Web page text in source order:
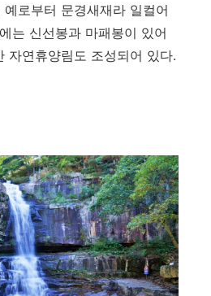
로부터 문경새재라 일컬어
는 신선봉과 마패봉이 있어
자연휴양림도 조성되어 있다.